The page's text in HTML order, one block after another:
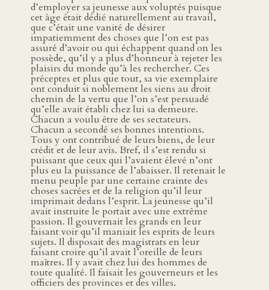
d’employer sa jeunesse aux voluptés puisque
cet âge était dédié naturellement au travail,
que c’était une vanité de désirer
impatiemment des choses que l’on est pas
assuré d’avoir ou qui échappent quand on les
possède, qu’il y a plus d’honneur à rejeter les
plaisirs du monde qu’à les rechercher. Ces
préceptes et plus que tout, sa vie exemplaire
ont conduit si noblement les siens au droit
chemin de la vertu que l’on s’est persuadé
qu’elle avait établi chez lui sa demeure.
Chacun a voulu être de ses sectateurs.
Chacun a secondé ses bonnes intentions.
Tous y ont contribué de leurs biens, de leur
crédit et de leur avis. Bref, il s’est rendu si
puissant que ceux qui l’avaient élevé n’ont
plus eu la puissance de l’abaisser. Il retenait le
menu peuple par une certaine crainte des
choses sacrées et de la religion qu’il leur
imprimait dedans l’esprit. La jeunesse qu’il
avait instruite le portait avec une extrême
passion. Il gouvernait les grands en leur
faisant voir qu’il maniait les esprits de leurs
sujets. Il disposait des magistrats en leur
faisant croire qu’il avait l’oreille de leurs
maîtres. Il y avait chez lui des hommes de
toute qualité. Il faisait les gouverneurs et les
officiers des provinces et des villes.